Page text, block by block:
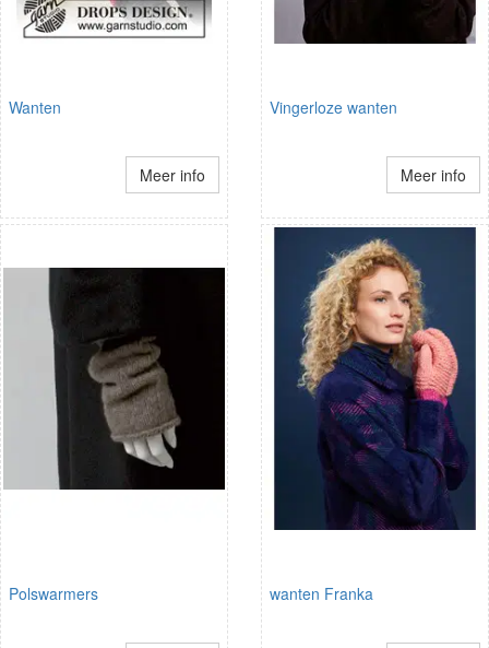
Wanten
Meer info
Vingerloze wanten
Meer info
Polswarmers wanten Franka